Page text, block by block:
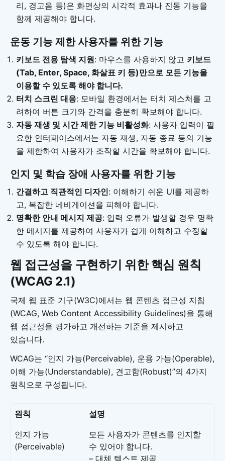
리, 경고음 등)은 화면상의 시각적 효과나 진동 기능을
함께 제공해야 합니다.
운동 기능 제한 사용자를 위한 기능
키보드 전용 탐색 지원: 마우스를 사용하지 않고 키보드
(Tab, Enter, Space, 화살표 키 등)만으로 모든 기능을
이용할 수 있도록 해야 합니다.
터치 스크린 대응: 모바일 환경에서는 터치 제스처를 고
려하여 버튼 크기와 간격을 충분히 확보해야 합니다.
자동 재생 및 시간 제한 기능 비활성화: 사용자 입력이 필
요한 인터페이스에서는 자동 재생, 자동 종료 등의 기능
을 제한하여 사용자가 조작할 시간을 확보해야 합니다.
인지 및 학습 장애 사용자를 위한 기능
간결하고 직관적인 디자인: 이해하기 쉬운 UI를 제공하
고, 복잡한 네비게이션을 피해야 합니다.
명확한 안내 메시지 제공: 입력 오류가 발생할 경우 명확
한 메시지를 제공하여 사용자가 쉽게 이해하고 수정할
수 있도록 해야 합니다.
웹 접근성을 구현하기 위한 핵심 원칙
(WCAG 2.1)
국제 웹 표준 기구(W3C)에서는 웹 콘텐츠 접근성 지침
(WCAG, Web Content Accessibility Guidelines)을 통해
웹 접근성을 평가하고 개선하는 기준을 제시하고
있습니다.
WCAG는 “인지 가능(Perceivable), 운용 가능(Operable),
이해 가능(Understandable), 견고함(Robust)”의 4가지
원칙으로 구성됩니다.
원칙 설명
인지 가능
(Perceivable)
모든 사용자가 콘텐츠를 인지할
수 있어야 합니다.
– 대체 텍스트 제공